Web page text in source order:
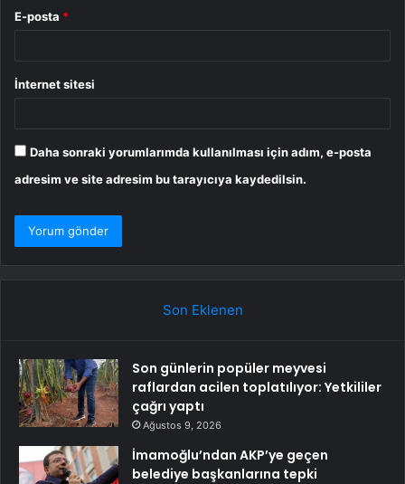
E-posta *
İnternet sitesi
Daha sonraki yorumlarımda kullanılması için adım, e-posta
adresim ve site adresim bu tarayıcıya kaydedilsin.
Son Eklenen
Son günlerin popüler meyvesi
raflardan acilen toplatılıyor: Yetkililer
çağrı yaptı
Ağustos 9, 2026
İmamoğlu’ndan AKP’ye geçen
belediye başkanlarına tepki